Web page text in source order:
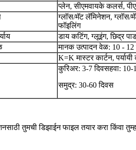
प्लेन, सीएमवायके कलर्स,
ग्लॉस/मॅट लॅमिनेशन, ग्लॉस/
फॉइलिंग
डाय कटिंग, ग्लूइंग, छिद्र
मानक उत्पादन वेळ: 10 - 12
K=K मास्टर कार्टन,
कुरिअर: 3-7 दिवसहवा: 10-
समुद्र: 30-60 दिवस
तुमची डिझाईन फाइल तयार करा किंवा